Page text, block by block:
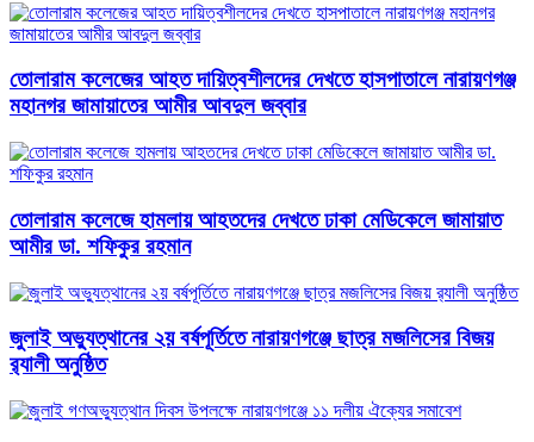
তোলারাম কলেজের আহত দায়িত্বশীলদের দেখতে হাসপাতালে নারায়ণগঞ্জ
মহানগর জামায়াতের আমীর আবদুল জব্বার
তোলারাম কলেজে হামলায় আহতদের দেখতে ঢাকা মেডিকেলে জামায়াত
আমীর ডা. শফিকুর রহমান
জুলাই অভ্যুত্থানের ২য় বর্ষপূর্তিতে নারায়ণগঞ্জে ছাত্র মজলিসের বিজয়
র‍্যালী অনুষ্ঠিত